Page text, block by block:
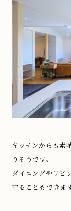
キッチンからも素
りそうです。
ダイニングやリビ
守ることもできます